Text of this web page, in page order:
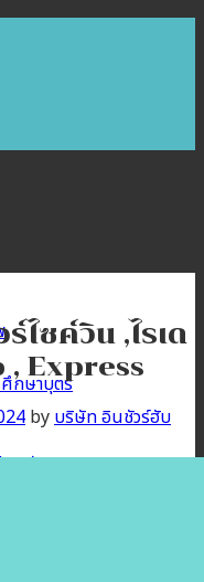
กษาบุตร
ะหยัด
ไซค์วิน ,ไรเด
, Express
byบริษัท อินชัวร์ฮับ